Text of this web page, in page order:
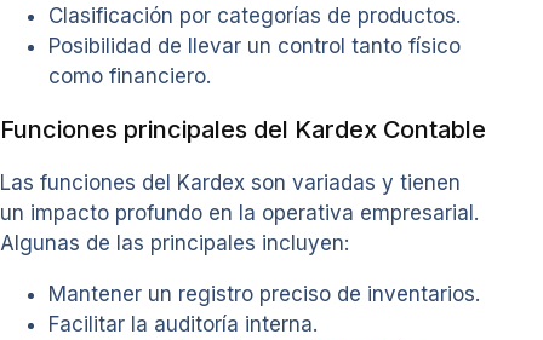
Clasificación por categorías de productos.
Posibilidad de llevar un control tanto físico
como financiero.
Funciones principales del Kardex Contable
Las funciones del Kardex son variadas y tienen
un impacto profundo en la operativa empresarial.
Algunas de las principales incluyen:
Mantener un registro preciso de inventarios.
Facilitar la auditoría interna.